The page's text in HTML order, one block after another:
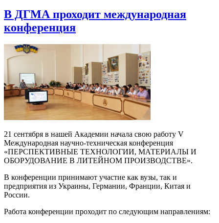
В ДГМА проходит международная
конференция
21 сентября в нашей Академии начала свою работу V
Международная научно-техническая конференция
«ПЕРСПЕКТИВНЫЕ ТЕХНОЛОГИИ, МАТЕРИАЛЫ И
ОБОРУДОВАНИЕ В ЛИТЕЙНОМ ПРОИЗВОДСТВЕ».
В конференции принимают участие как вузы, так и
предприятия из Украины, Германии, Франции, Китая и
России.
Работа конференции проходит по следующим направлениям: